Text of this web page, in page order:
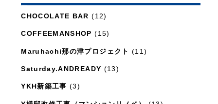
CHOCOLATE BAR (12)
COFFEEMANSHOP (15)
Maruhachi那の津プロジェクト (11)
Saturday.ANDREADY (13)
YKH新築工事 (3)